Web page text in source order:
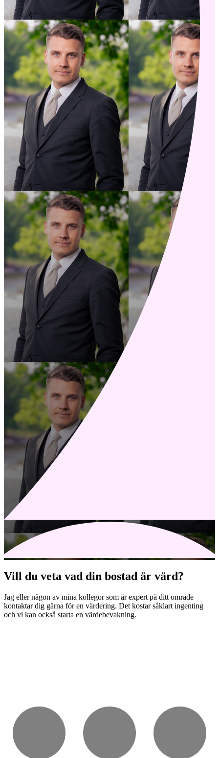
Vill du veta vad din bostad är värd?
Jag eller någon av mina kollegor som är expert på ditt område
kontaktar dig gärna för en värdering. Det kostar såklart ingenting
och vi kan också starta en värdebevakning.